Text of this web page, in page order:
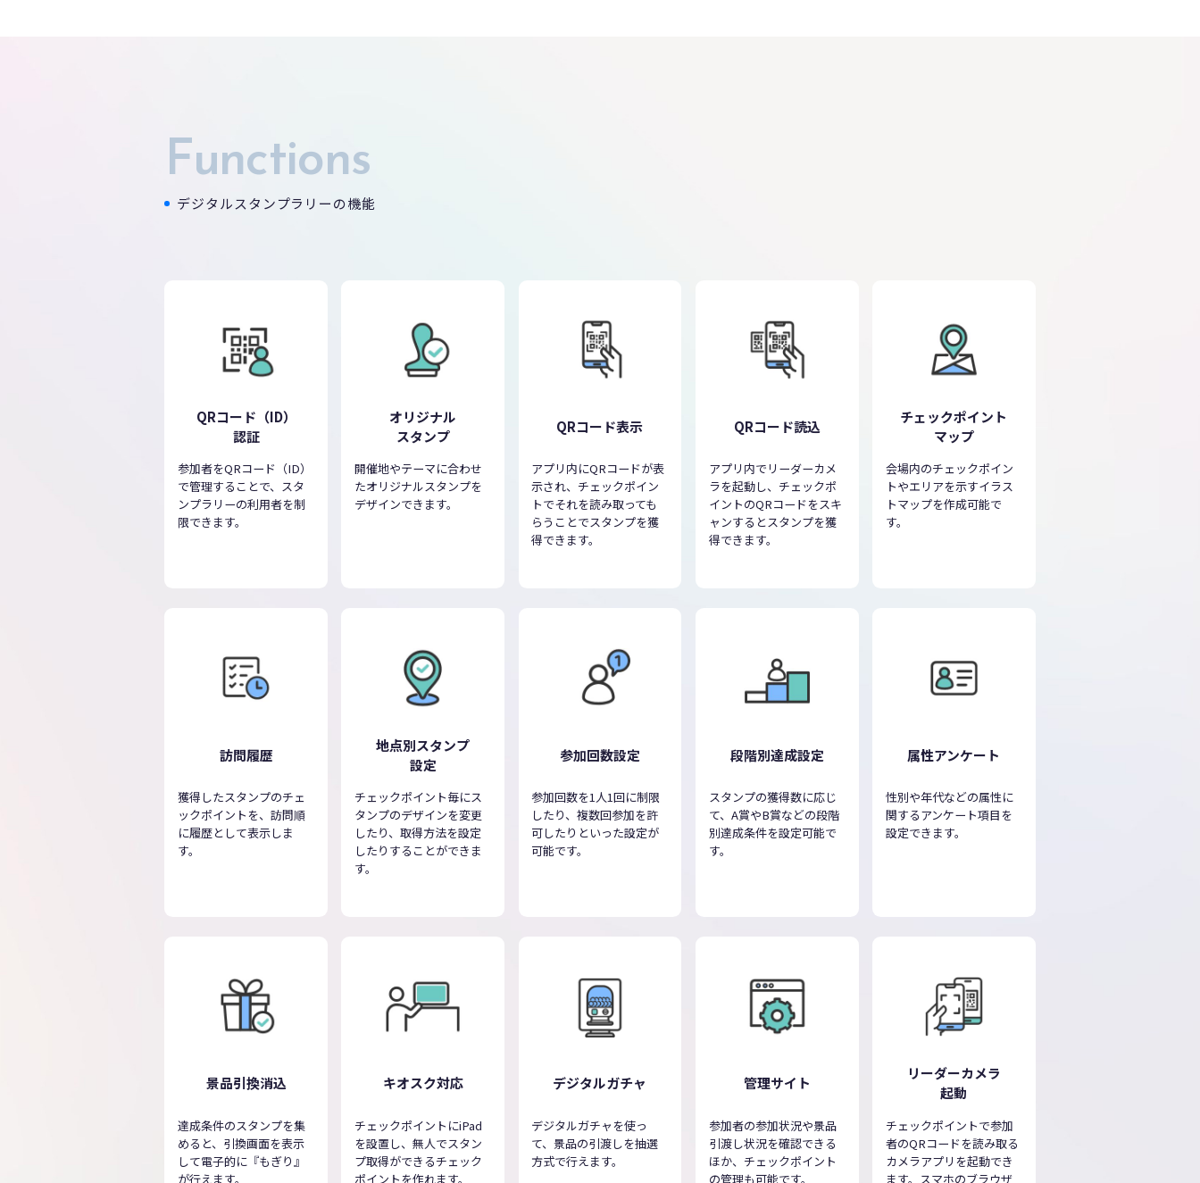
Functions
デジタルスタンプラリーの機能
QRコード（ID）
認証
参加者をQRコード（ID）
で管理することで、スタ
ンプラリーの利用者を制
限できます。
オリジナル
スタンプ
開催地やテーマに合わせ
たオリジナルスタンプを
デザインできます。
QRコード表示
アプリ内にQRコードが表
示され、チェックポイン
トでそれを読み取っても
らうことでスタンプを獲
得できます。
QRコード読込
アプリ内でリーダーカメ
ラを起動し、チェックポ
イントのQRコードをスキ
ャンするとスタンプを獲
得できます。
チェックポイント
マップ
会場内のチェックポイン
トやエリアを示すイラス
トマップを作成可能で
す。
訪問履歴
獲得したスタンプのチェ
ックポイントを、訪問順
に履歴として表示しま
す。
地点別スタンプ
設定
チェックポイント毎にス
タンプのデザインを変更
したり、取得方法を設定
したりすることができま
す。
参加回数設定
参加回数を1人1回に制限
したり、複数回参加を許
可したりといった設定が
可能です。
段階別達成設定
スタンプの獲得数に応じ
て、A賞やB賞などの段階
別達成条件を設定可能で
す。
属性アンケート
性別や年代などの属性に
関するアンケート項目を
設定できます。
景品引換消込
達成条件のスタンプを集
めると、引換画面を表示
して電子的に『もぎり』
が行えます。
キオスク対応
チェックポイントにiPad
を設置し、無人でスタン
プ取得ができるチェック
ポイントを作れます。
デジタルガチャ
デジタルガチャを使っ
て、景品の引渡しを抽選
方式で行えます。
管理サイト
参加者の参加状況や景品
引渡し状況を確認できる
ほか、チェックポイント
の管理も可能です。
リーダーカメラ
起動
チェックポイントで参加
者のQRコードを読み取る
カメラアプリを起動でき
ます。スマホのブラウザ